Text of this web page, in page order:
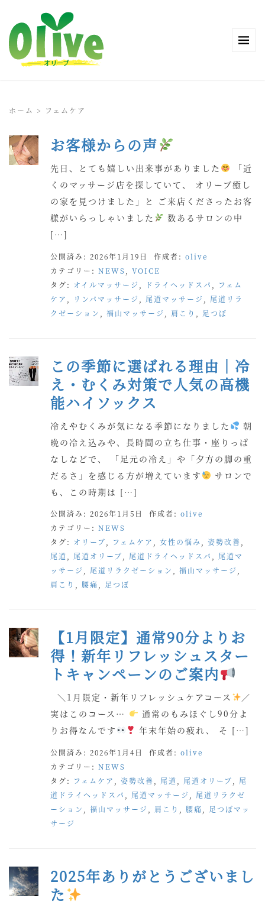
ホーム > フェムケア
お客様からの声
先日、とても嬉しい出来事がありました
「近
くのマッサージ店を探していて、 オリーブ癒し
の家を見つけました」と ご来店くださったお客
様がいらっしゃいました
数あるサロンの中
[…]
公開済み: 2026年1月19日 作成者: olive
カテゴリー: NEWS
VOICE
タグ: オイルマッサージ ドライヘッドスパ
フェム
ケア
リンパマッサージ 尾道マッサージ
尾道リラ
クゼーション
福山マッサージ 肩こり 足つぼ
この季節に選ばれる理由｜冷
え・むくみ対策で人気の高機
能ハイソックス
冷えやむくみが気になる季節になりました
朝
晩の冷え込みや、長時間の立ち仕事・座りっぱ
なしなどで、 「足元の冷え」や「夕方の脚の重
だるさ」を感じる方が増えています
サロンで
も、この時期は […]
公開済み: 2026年1月5日 作成者: olive
カテゴリー: NEWS
タグ: オリーブ フェムケア 女性の悩み 姿勢改善
尾道
尾道オリーブ 尾道ドライヘッドスパ
尾道マ
ッサージ
尾道リラクゼーション 福山マッサージ
肩こり
腰痛 足つぼ
【1月限定】通常90分よりお
得！新年リフレッシュスター
トキャンペーンのご案内
＼1月限定・新年リフレッシュケアコース
／
実はこのコース…
通常のもみほぐし90分よ
りお得なんです
年末年始の疲れ、 そ […]
公開済み: 2026年1月4日 作成者: olive
カテゴリー: NEWS
タグ: フェムケア 姿勢改善 尾道 尾道オリーブ
尾
道ドライヘッドスパ
尾道マッサージ
尾道リラクゼ
ーション
福山マッサージ 肩こり 腰痛
足つぼマッ
サージ
2025年ありがとうございまし
た